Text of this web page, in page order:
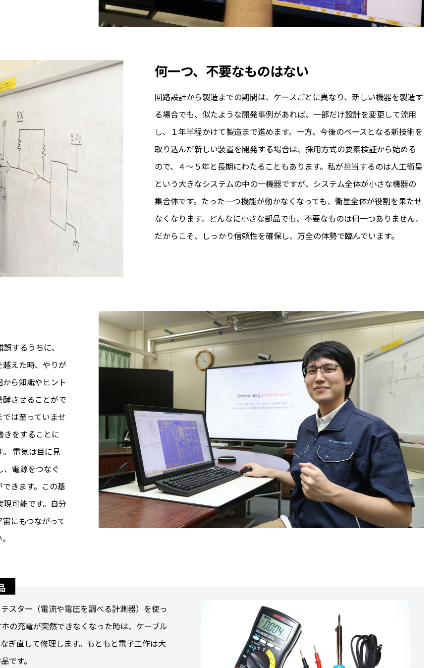
何一つ、不要なものはない
回路設計から製造までの期間は、ケースごとに異なり、新しい機器を製造す
る場合でも、似たような開発事例があれば、一部だけ設計を変更して流用
し、１年半程かけて製造まで進めます。一方、今後のベースとなる新技術を
取り込んだ新しい装置を開発する場合は、採用方式の要素検証から始める
ので、４〜５年と長期にわたることもあります。私が担当するのは人工衛星
という大きなシステムの中の一機器ですが、システム全体が小さな機器の
集合体です。たった一つ機能が動かなくなっても、衛星全体が役割を果たせ
なくなります。どんなに小さな部品でも、不要なものは何一つありません。
だからこそ、しっかり信頼性を確保し、万全の体勢で臨んでいます。
するうちに、
えた時、やりが
ら知識やヒント
させることがで
は至っていませ
きをすることに
電気は目に見
電源をつなぐ
きます。この基
可能です。自分
にもつながって
スター（電流や電圧を調べる計測器）を使っ
の充電が突然できなくなった時は、ケーブル
ぎ直して修理します。もともと電子工作は大
です。